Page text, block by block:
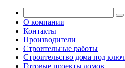
О компании
Контакты
Производители
Строительные работы
Строительство дома под ключ
Готовые проекты домов